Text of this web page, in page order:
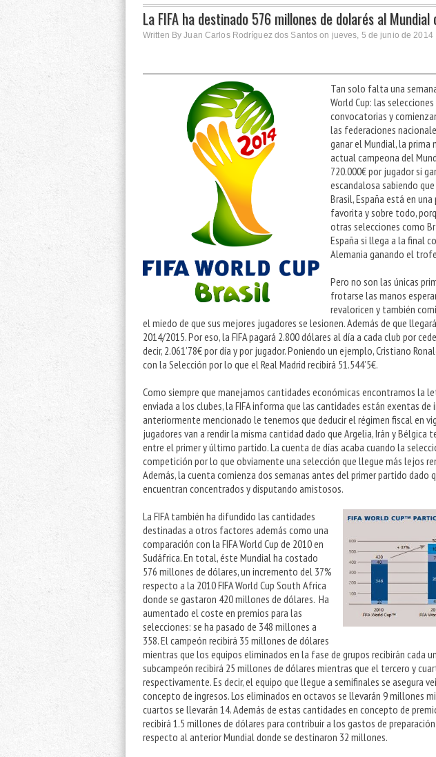
La FIFA ha destinado 576 millones de dolarés al Mundial
Written By Juan Carlos Rodríguez dos Santos on jueves, 5 de junio de 2014
Tan solo falta una
World Cup: las
convocatorias y
las federaciones
ganar el Mundial, la prima
actual campeona del
720.000€ por jugador si
escandalosa sabiendo
Brasil, España está en
favorita y sobre todo,
otras selecciones como
España si llega a la final
Alemania ganando el
Pero no son las únicas
frotarse las manos
revaloricen y también
el miedo de que sus mejores jugadores se lesionen. Además de que
2014/2015. Por eso, la FIFA pagará 2.800 dólares al día a cada club por
decir, 2.061’78€ por día y por jugador. Poniendo un ejemplo, Cristiano
con la Selección por lo que el Real Madrid recibirá 51.544’5€.
Como siempre que manejamos cantidades económicas encontramos la
enviada a los clubes, la FIFA informa que las cantidades están exentas
anteriormente mencionado le tenemos que deducir el régimen fiscal en
jugadores van a rendir la misma cantidad dado que Argelia, Irán y Bélgica
entre el primer y último partido. La cuenta de días acaba cuando la
competición por lo que obviamente una selección que llegue más lejos
Además, la cuenta comienza dos semanas antes del primer partido dado
encuentran concentrados y disputando amistosos.
La FIFA también ha difundido las cantidades
destinadas a otros factores además como una
comparación con la FIFA World Cup de 2010 en
Sudáfrica. En total, éste Mundial ha costado
576 millones de dólares, un incremento del 37%
respecto a la 2010 FIFA World Cup South Africa
donde se gastaron 420 millones de dólares. Ha
aumentado el coste en premios para las
selecciones: se ha pasado de 348 millones a
358. El campeón recibirá 35 millones de dólares
mientras que los equipos eliminados en la fase de grupos recibirán cada
subcampeón recibirá 25 millones de dólares mientras que el tercero y
respectivamente. Es decir, el equipo que llegue a semifinales se asegura
concepto de ingresos. Los eliminados en octavos se llevarán 9 millones
cuartos se llevarán 14. Además de estas cantidades en concepto de
recibirá 1.5 millones de dólares para contribuir a los gastos de
respecto al anterior Mundial donde se destinaron 32 millones.